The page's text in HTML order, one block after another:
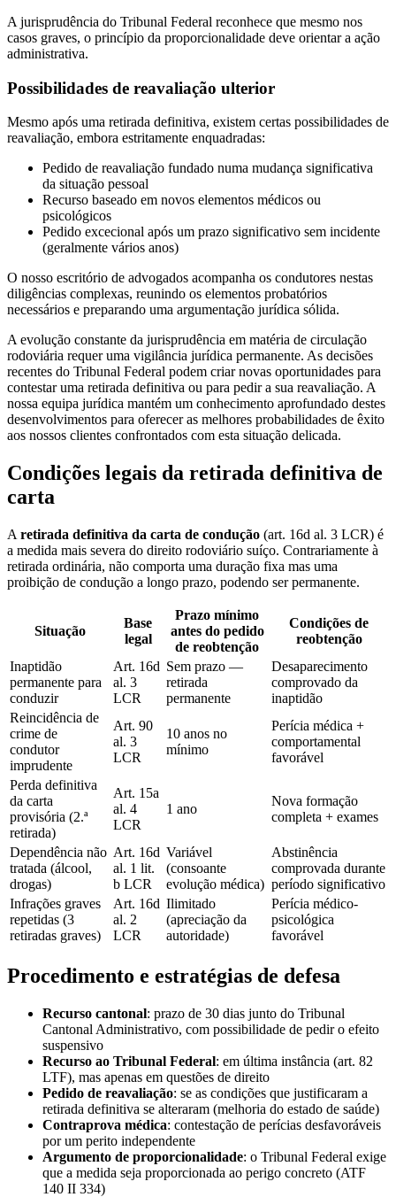
A jurisprudência do Tribunal Federal reconhece que mesmo nos
casos graves, o princípio da proporcionalidade deve orientar a ação
administrativa.
Possibilidades de reavaliação ulterior
Mesmo após uma retirada definitiva, existem certas possibilidades de
reavaliação, embora estritamente enquadradas:
Pedido de reavaliação fundado numa mudança significativa
da situação pessoal
Recurso baseado em novos elementos médicos ou
psicológicos
Pedido excecional após um prazo significativo sem incidente
(geralmente vários anos)
O nosso escritório de advogados acompanha os condutores nestas
diligências complexas, reunindo os elementos probatórios
necessários e preparando uma argumentação jurídica sólida.
A evolução constante da jurisprudência em matéria de circulação
rodoviária requer uma vigilância jurídica permanente. As decisões
recentes do Tribunal Federal podem criar novas oportunidades para
contestar uma retirada definitiva ou para pedir a sua reavaliação. A
nossa equipa jurídica mantém um conhecimento aprofundado destes
desenvolvimentos para oferecer as melhores probabilidades de êxito
aos nossos clientes confrontados com esta situação delicada.
Condições legais da retirada definitiva de
carta
A retirada definitiva da carta de condução (art. 16d al. 3 LCR) é
a medida mais severa do direito rodoviário suíço. Contrariamente à
retirada ordinária, não comporta uma duração fixa mas uma
proibição de condução a longo prazo, podendo ser permanente.
Situação
Base
legal
Prazo mínimo
antes do pedido
de reobtenção
Condições de
reobtenção
Inaptidão
permanente para
conduzir
Art. 16d
al. 3
LCR
Sem prazo —
retirada
permanente
Desaparecimento
comprovado da
inaptidão
Reincidência de
crime de
condutor
imprudente
Art. 90
al. 3
LCR
10 anos no
mínimo
Perícia médica +
comportamental
favorável
Perda definitiva
da carta
provisória (2.ª
retirada)
Art. 15a
al. 4
LCR
1 ano
Nova formação
completa + exames
Dependência não
tratada (álcool,
drogas)
Art. 16d
al. 1 lit.
b LCR
Variável
(consoante
evolução médica)
Abstinência
comprovada durante
período significativo
Infrações graves
repetidas (3
retiradas graves)
Art. 16d
al. 2
LCR
Ilimitado
(apreciação da
autoridade)
Perícia médico-
psicológica
favorável
Procedimento e estratégias de defesa
Recurso cantonal: prazo de 30 dias junto do Tribunal
Cantonal Administrativo, com possibilidade de pedir o efeito
suspensivo
Recurso ao Tribunal Federal: em última instância (art. 82
LTF), mas apenas em questões de direito
Pedido de reavaliação: se as condições que justificaram a
retirada definitiva se alteraram (melhoria do estado de saúde)
Contraprova médica: contestação de perícias desfavoráveis
por um perito independente
Argumento de proporcionalidade: o Tribunal Federal exige
que a medida seja proporcionada ao perigo concreto (ATF
140 II 334)